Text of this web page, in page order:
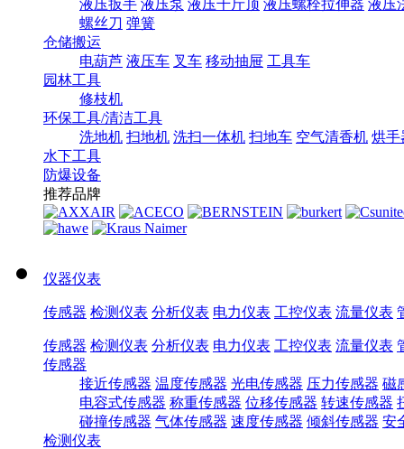
液压扳手 液压泵 液压千斤顶 液压螺栓拉伸器 液压
螺丝刀 弹簧
仓储搬运
电葫芦 液压车 叉车 移动抽屉 工具车
园林工具
修枝机
环保工具/清洁工具
洗地机 扫地机 洗扫一体机 扫地车 空气清香机 烘手
水下工具
防爆设备
推荐品牌
仪器仪表
传感器 检测仪表 分析仪表 电力仪表 工控仪表 流量仪表
传感器 检测仪表 分析仪表 电力仪表 工控仪表 流量仪表
传感器
接近传感器 温度传感器 光电传感器 压力传感器 磁
电容式传感器 称重传感器 位移传感器 转速传感器
碰撞传感器 气体传感器 速度传感器 倾斜传感器 安
检测仪表